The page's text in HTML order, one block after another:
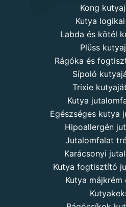
Kong
Kutya
Labda és kötél
Plüss
Rágóka és
Sípoló
Trixie
Kutya
Egészséges kutya
Hipoallergén
Jutalomfalat
Karácsonyi
Kutya fogtisztító
Kutya májkrém